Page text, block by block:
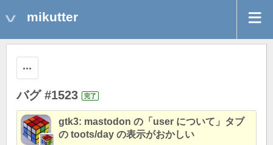
mikutter
バグ #1523 完了
gtk3: mastodon の「user について」タブ
の toots/day の表示がおかしい